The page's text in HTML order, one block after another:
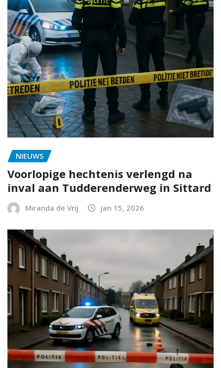
NIEUWS
Voorlopige hechtenis verlengd na
inval aan Tudderenderweg in Sittard
Miranda de Vrij jan 15, 2026